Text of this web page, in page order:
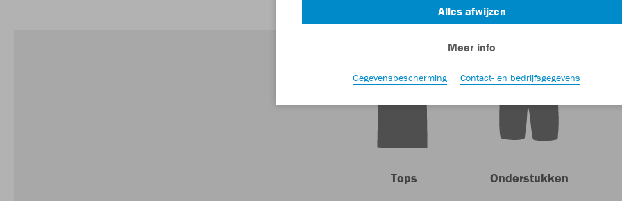
Tops Onderstukken
Alles afwijzen
Meer info
Gegevensbescherming Contact- en bedrijfsgegevens